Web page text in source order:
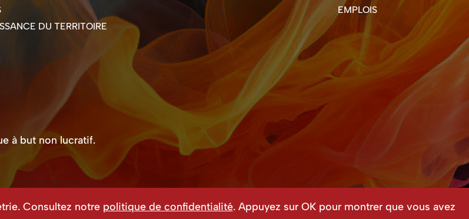
DU TERRITOIRE
EMPLOIS
à but non lucratif.
Consultez notre politique de confidentialité. Appuyez sur OK pour montrer que vous avez